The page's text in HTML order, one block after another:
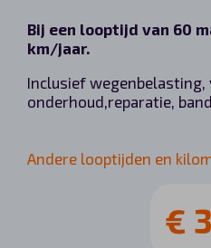
Bij een looptijd van 60
km/jaar.
Inclusief wegenbelasting,
onderhoud,reparatie,
Andere looptijden en
€